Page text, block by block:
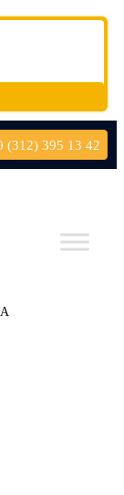
(312) 395 13 42